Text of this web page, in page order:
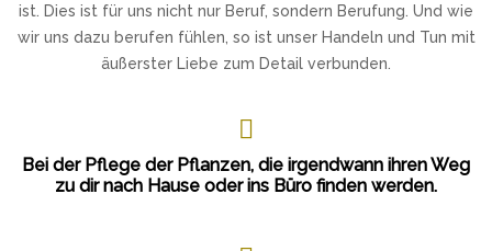
ist. Dies ist für uns nicht nur Beruf, sondern Berufung. Und wie
wir uns dazu berufen fühlen, so ist unser Handeln und Tun mit
äußerster Liebe zum Detail verbunden.
Bei der Pflege der Pflanzen, die irgendwann ihren Weg
zu dir nach Hause oder ins Büro finden werden.